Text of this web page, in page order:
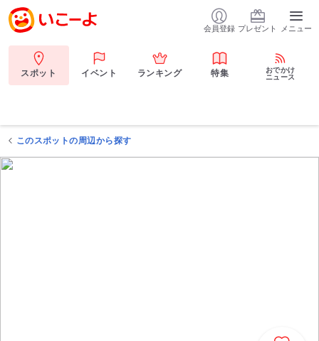
会員登録 プレゼント メニュー
スポット イベント ランキング 特集
おでかけ
ニュース
このスポットの周辺から探す